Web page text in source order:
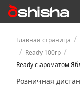
Главная страница /
/ Ready 100гр /
Ready с ароматом
Розничная